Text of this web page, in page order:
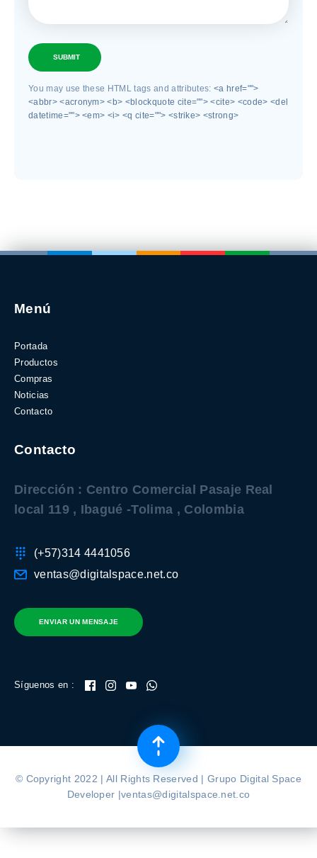
SUBMIT
You may use these HTML tags and attributes:<a href="">
<abbr> <acronym> <b> <blockquote cite=""> <cite> <code> <del
datetime=""> <em> <i> <q cite=""> <strike> <strong>
Menú
Portada
Productos
Compras
Noticias
Contacto
Contacto
Dirección : Centro Comercial Pasaje Real
local 119 , Ibagué -Tolima , Colombia
(+57)314 4441056
ventas@digitalspace.net.co
ENVIAR UN MENSAJE
Síguenos en :
© Copyright 2022 | All Rights Reserved | Grupo Digital Space
Developer |ventas@digitalspace.net.co